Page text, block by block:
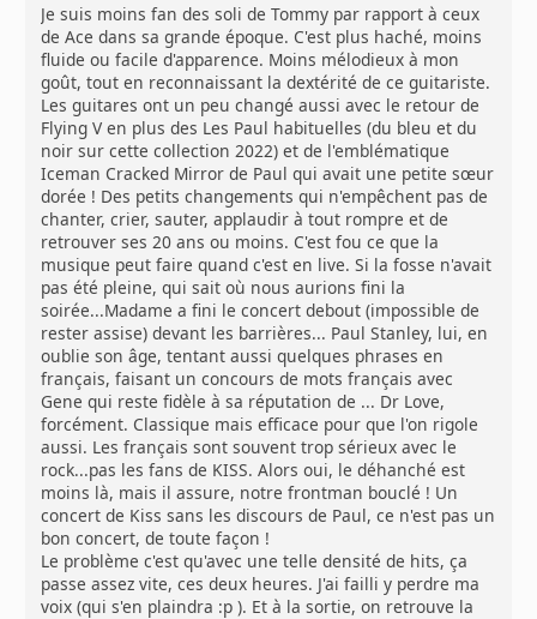
Je suis moins fan des soli de Tommy par rapport à ceux
de Ace dans sa grande époque. C'est plus haché, moins
fluide ou facile d'apparence. Moins mélodieux à mon
goût, tout en reconnaissant la dextérité de ce guitariste.
Les guitares ont un peu changé aussi avec le retour de
Flying V en plus des Les Paul habituelles (du bleu et du
noir sur cette collection 2022) et de l'emblématique
Iceman Cracked Mirror de Paul qui avait une petite sœur
dorée ! Des petits changements qui n'empêchent pas de
chanter, crier, sauter, applaudir à tout rompre et de
retrouver ses 20 ans ou moins. C'est fou ce que la
musique peut faire quand c'est en live. Si la fosse n'avait
pas été pleine, qui sait où nous aurions fini la
soirée...Madame a fini le concert debout (impossible de
rester assise) devant les barrières... Paul Stanley, lui, en
oublie son âge, tentant aussi quelques phrases en
français, faisant un concours de mots français avec
Gene qui reste fidèle à sa réputation de ... Dr Love,
forcément. Classique mais efficace pour que l'on rigole
aussi. Les français sont souvent trop sérieux avec le
rock...pas les fans de KISS. Alors oui, le déhanché est
moins là, mais il assure, notre frontman bouclé ! Un
concert de Kiss sans les discours de Paul, ce n'est pas un
bon concert, de toute façon !
Le problème c'est qu'avec une telle densité de hits, ça
passe assez vite, ces deux heures. J'ai failli y perdre ma
voix (qui s'en plaindra :p ). Et à la sortie, on retrouve la